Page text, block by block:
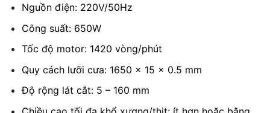
Nguồn điện: 220V/50Hz
Công suất: 650W
Tốc độ motor: 1420 vòng/phút
Quy cách lưỡi cưa: 1650 x 15 x 0.5 mm
Độ rộng lát cắt: 5 – 160 mm